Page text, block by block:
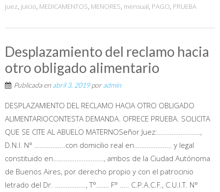
juez, juicio, MEDICAMENTOS, MENORES, mensual, PAGO, PRUEBA
Desplazamiento del reclamo hacia
otro obligado alimentario
Publicada en abril 3, 2019poradmin
DESPLAZAMIENTO DEL RECLAMO HACIA OTRO OBLIGADO
ALIMENTARIOCONTESTA DEMANDA. OFRECE PRUEBA. SOLICITA
QUE SE CITE AL ABUELO MATERNOSeñor Juez:……………………,
D.N.I. N° ……………..con domicilio real en………………… y legal
constituido en………………………., ambos de la Ciudad Autónoma
de Buenos Aires, por derecho propio y con el patrocinio
letrado del Dr. …………….., T°……. F° ….. C.P.A.C.F., C.U.I.T. N°